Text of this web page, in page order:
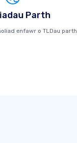
Parth
enfawr o TLDau parth